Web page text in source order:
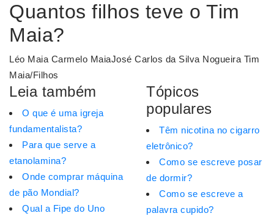
Quantos filhos teve o Tim
Maia?
Léo Maia Carmelo MaiaJosé Carlos da Silva Nogueira Tim
Maia/Filhos
Leia também
O que é uma igreja
fundamentalista?
Para que serve a
etanolamina?
Onde comprar máquina
de pão Mondial?
Qual a Fipe do Uno
Tópicos
populares
Têm nicotina no cigarro
eletrônico?
Como se escreve posar
de dormir?
Como se escreve a
palavra cupido?